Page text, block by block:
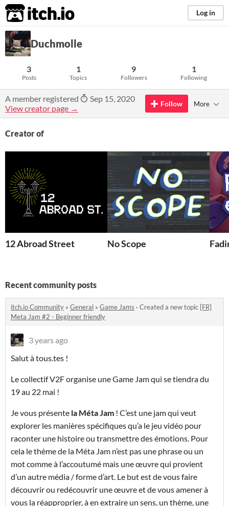
itch.io Log in
Duchmolle
3
Posts
1
Topics
9
Followers
1
Following
A member registered
Sep 15, 2020
View creator page →
Follow More
Creator of
12 Abroad Street No Scope
Recent community posts
itch.io Community » General » Game Jams · Created a new topic [FR]
Meta Jam #2 - Beginner friendly
3 years ago
Salut à tous.tes !
Le collectif V2F organise une Game Jam qui se tiendra du
19 au 22 mai !
Je vous présente la Méta Jam ! C’est une jam qui veut
explorer les manières spécifiques qu’a le jeu vidéo pour
raconter une histoire ou transmettre des émotions. Pour
cela le thème de la Méta Jam n’est pas une phrase ou un
mot comme à l’accoutumé mais une œuvre qui provient
d’un autre média / forme d’art. Le but est de vous faire
découvrir ou redécouvrir une œuvre et de vous amener à
vous la réapproprier, à en extraire un sens, un thème, une